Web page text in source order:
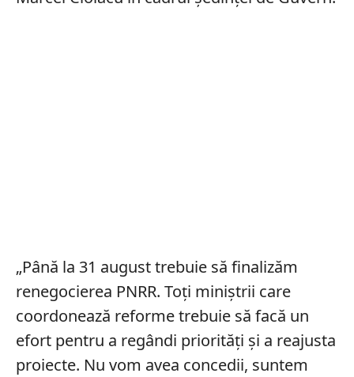
„Până la 31 august trebuie să finalizăm
renegocierea PNRR. Toți miniștrii care
coordonează reforme trebuie să facă un
efort pentru a regândi priorități și a reajusta
proiecte. Nu vom avea concedii, suntem